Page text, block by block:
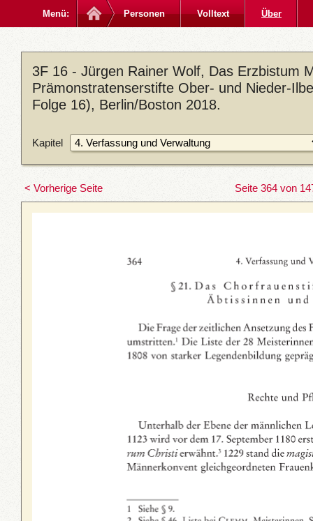
Menü: Personen Volltext Über
3F 16 - Jürgen Rainer Wolf, Das Erzbistum
Prämonstratenserstifte Ober- und Nieder-
Folge 16), Berlin/Boston 2018.
Kapitel
< Vorherige Seite Seite 364 von